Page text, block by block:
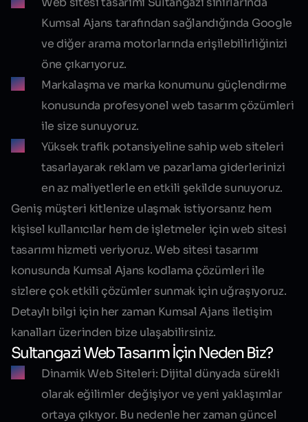
Kumsal Ajans tarafından sağlandığında Google
ve diğer arama motorlarında erişilebilirliğinizi
öne çıkarıyoruz.
Markalaşma ve marka konumunu güçlendirme
konusunda profesyonel web tasarım çözümleri
ile size sunuyoruz.
Yüksek trafik potansiyeline sahip web siteleri
tasarlayarak reklam ve pazarlama giderlerinizi
en az maliyetlerle en etkili şekilde sunuyoruz.
Geniş müşteri kitlenize ulaşmak istiyorsanız hem
kişisel kullanıcılar hem de işletmeler için web sitesi
tasarımı hizmeti veriyoruz. Web sitesi tasarımı
konusunda Kumsal Ajans kodlama çözümleri ile
sizlere çok etkili çözümler sunmak için uğraşıyoruz.
Detaylı bilgi için her zaman Kumsal Ajans iletişim
kanalları üzerinden bize ulaşabilirsiniz.
Sultangazi Web Tasarım İçin Neden Biz?
Dinamik Web Siteleri: Dijital dünyada sürekli
olarak eğilimler değişiyor ve yeni yaklaşımlar
ortaya çıkıyor. Bu nedenle her zaman güncel